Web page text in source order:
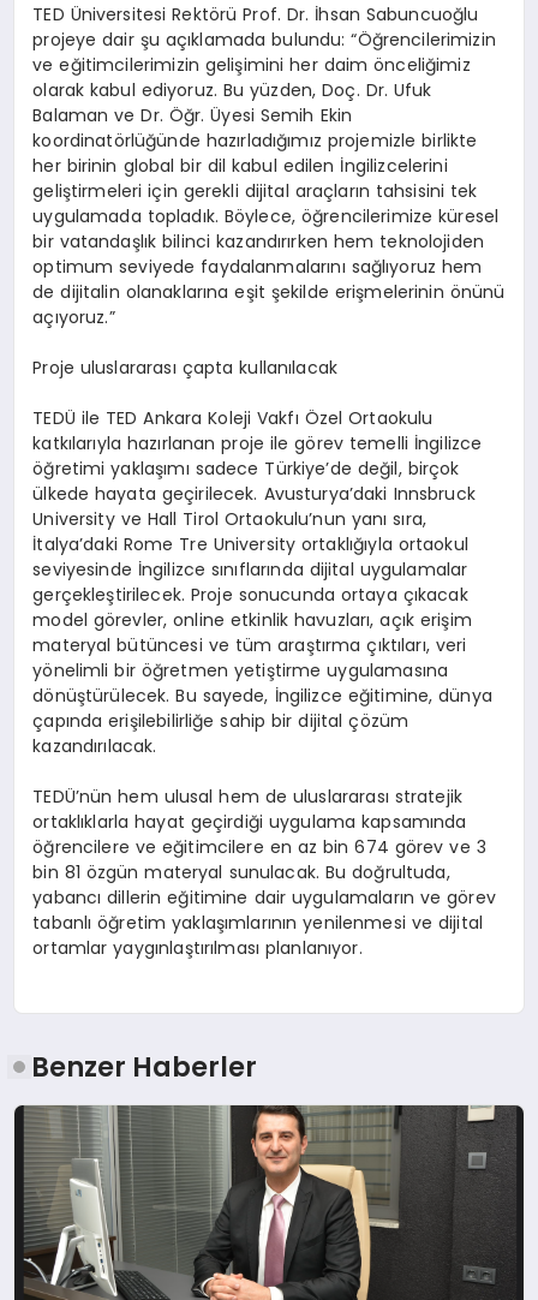
TED Üniversitesi Rektörü Prof. Dr. İhsan Sabuncuoğlu
projeye dair şu açıklamada bulundu: “Öğrencilerimizin
ve eğitimcilerimizin gelişimini her daim önceliğimiz
olarak kabul ediyoruz. Bu yüzden, Doç. Dr. Ufuk
Balaman ve Dr. Öğr. Üyesi Semih Ekin
koordinatörlüğünde hazırladığımız projemizle birlikte
her birinin global bir dil kabul edilen İngilizcelerini
geliştirmeleri için gerekli dijital araçların tahsisini tek
uygulamada topladık. Böylece, öğrencilerimize küresel
bir vatandaşlık bilinci kazandırırken hem teknolojiden
optimum seviyede faydalanmalarını sağlıyoruz hem
de dijitalin olanaklarına eşit şekilde erişmelerinin önünü
açıyoruz.”
Proje uluslararası çapta kullanılacak
TEDÜ ile TED Ankara Koleji Vakfı Özel Ortaokulu
katkılarıyla hazırlanan proje ile görev temelli İngilizce
öğretimi yaklaşımı sadece Türkiye’de değil, birçok
ülkede hayata geçirilecek. Avusturya’daki Innsbruck
University ve Hall Tirol Ortaokulu’nun yanı sıra,
İtalya’daki Rome Tre University ortaklığıyla ortaokul
seviyesinde İngilizce sınıflarında dijital uygulamalar
gerçekleştirilecek. Proje sonucunda ortaya çıkacak
model görevler, online etkinlik havuzları, açık erişim
materyal bütüncesi ve tüm araştırma çıktıları, veri
yönelimli bir öğretmen yetiştirme uygulamasına
dönüştürülecek. Bu sayede, İngilizce eğitimine, dünya
çapında erişilebilirliğe sahip bir dijital çözüm
kazandırılacak.
TEDÜ’nün hem ulusal hem de uluslararası stratejik
ortaklıklarla hayat geçirdiği uygulama kapsamında
öğrencilere ve eğitimcilere en az bin 674 görev ve 3
bin 81 özgün materyal sunulacak. Bu doğrultuda,
yabancı dillerin eğitimine dair uygulamaların ve görev
tabanlı öğretim yaklaşımlarının yenilenmesi ve dijital
ortamlar yaygınlaştırılması planlanıyor.
Benzer Haberler